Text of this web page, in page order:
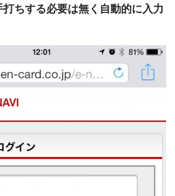
ちする必要は無く自動的に入力